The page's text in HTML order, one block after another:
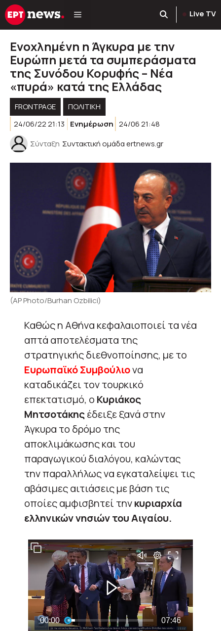
Μετάβαση
σε
Live TV
Ενοχλημένη η Άγκυρα με την
Ευρώπη μετά τα συμπεράσματα
της Συνόδου Κορυφής – Νέα
«πυρά» κατά της Ελλάδας
FRONTPAGE
ΠΟΛΙΤΙΚΉ
24/06/22 21:13
Ενημέρωση 24/06 21:48
Σύνταξη Συντακτική ομάδα ertnews.gr
(AP Photo/Burhan Ozbilici)
Καθώς η Αθήνα κεφαλαιοποιεί τα νέα
απτά αποτελέσματα της
στρατηγικής διεθνοποίησης, με το
ΕυρωπαϊκόΣυμβούλιονα
καταδικάζει τον τουρκικό
επεκτατισμό, ο Κυριάκος
Μητσοτάκηςέδειξε ξανά στην
Άγκυρα το δρόμο της
αποκλιμάκωσης και του
παραγωγικού διαλόγου, καλώντας
την παραλλήλως να εγκαταλείψει τις
αβάσιμες αιτιάσεις με βάση τις
οποίες αμφισβητεί τηνκυριαρχία
ελληνικών νησιών του Αιγαίου.